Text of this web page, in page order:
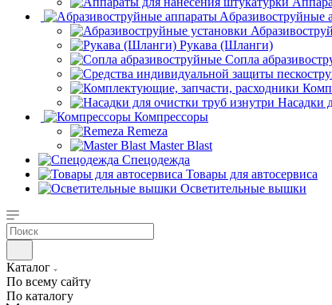
Aбразивоструйные
Рукава (Шланги)
Сопла
Насадки
Компрессоры
Remeza
Master Blast
Спецодежда
Товары для автосервиса
Осветительные вышки
Каталог
По всему сайту
По каталогу